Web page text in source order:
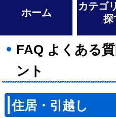
ホーム
カテゴ
探
FAQ よくある
ント
住居・引越し